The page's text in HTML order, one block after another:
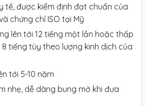
tế, được kiểm định đạt chuẩn của
chứng chỉ ISO tại Mỹ
lên tới 12 tiếng một lần hoặc thấp
8 tiếng tùy theo lượng kinh dịch của
tới 5-10 năm
nhẹ, dễ dàng bung mở khi đưa